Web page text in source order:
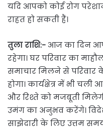
यदि आपको कोई रोग
राहत हो सकती हैं।
तुला राशि:-आज का दिन
रहेगा। घर परिवार का
समाचार मिलने से परिवार
होगा। कार्यक्षेत्र में भी
और रिश्ते को मजबूती
उमंग का अनुभव करेंगे।
साझेदारी के लिए उत्तम